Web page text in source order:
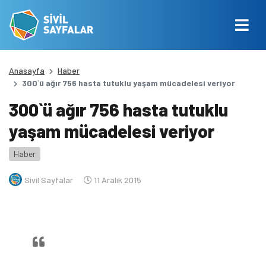
Anasayfa
Haber
300`ü ağır 756 hasta tutuklu yaşam mücadelesi veriyor
300`ü ağır 756 hasta tutuklu
yaşam mücadelesi veriyor
Haber
Sivil Sayfalar 11 Aralık 2015